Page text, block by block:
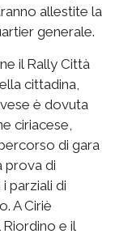
allestite la
generale.
il Rally Città
cittadina,
è dovuta
ciriacese,
di gara
prova di
parziali di
A Ciriè
e il